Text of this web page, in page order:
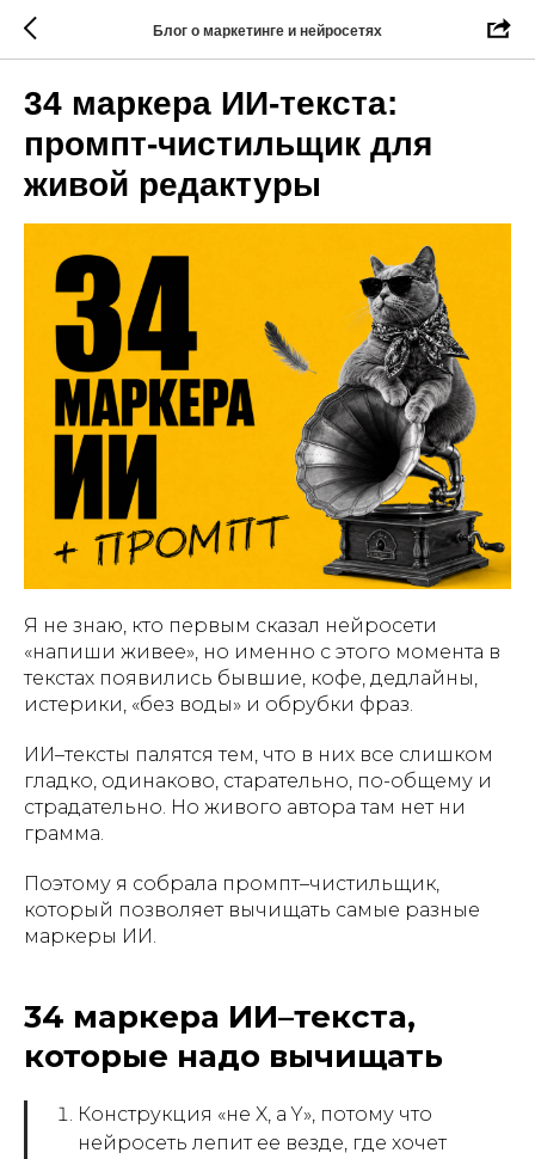
Блог о маркетинге и нейросетях
34 маркера ИИ-текста:
промпт-чистильщик для
живой редактуры
Я не знаю, кто первым сказал нейросети
«напиши живее», но именно с этого момента в
текстах появились бывшие, кофе, дедлайны,
истерики, «без воды» и обрубки фраз.
ИИ–тексты палятся тем, что в них все слишком
гладко, одинаково, старательно, по-общему и
страдательно. Но живого автора там нет ни
грамма.
Поэтому я собрала промпт–чистильщик,
который позволяет вычищать самые разные
маркеры ИИ.
34 маркера ИИ–текста,
которые надо вычищать
Конструкция «не X, а Y», потому что
нейросеть лепит ее везде, где хочет